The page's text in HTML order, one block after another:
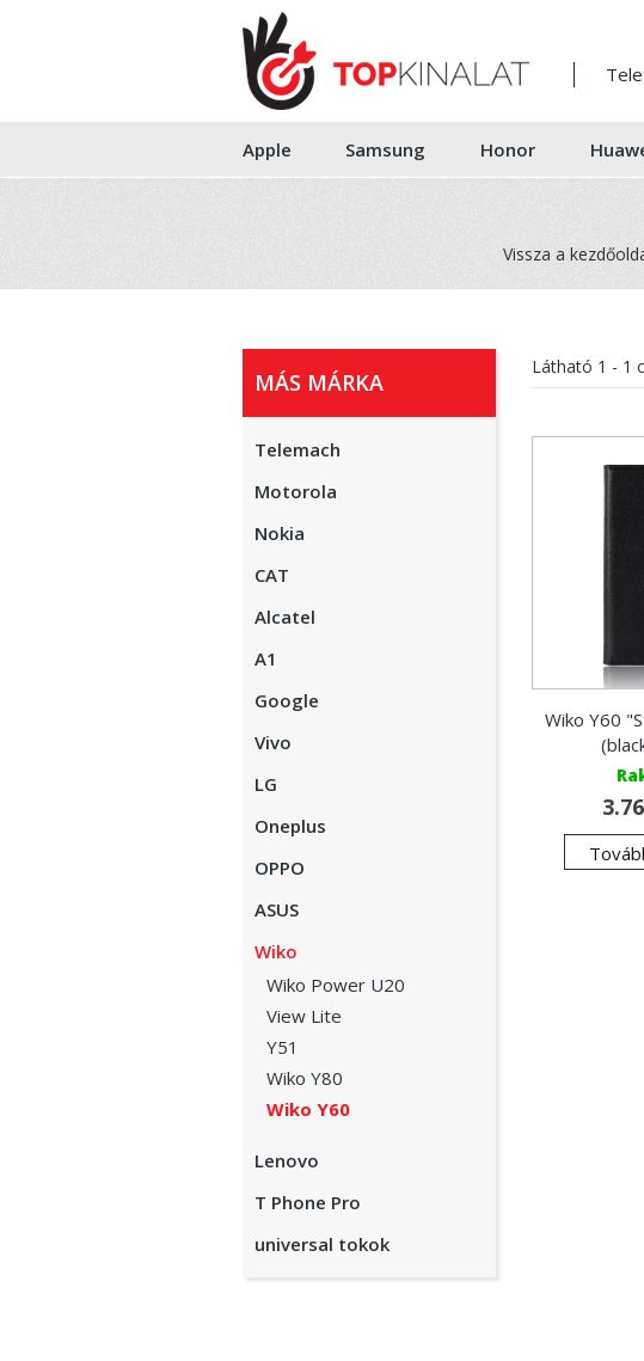
Apple Samsung Honor
Vissza a
MÁS MÁRKA
Telemach
Motorola
Nokia
CAT
Alcatel
A1
Google
Vivo
LG
Oneplus
OPPO
ASUS
Wiko
Wiko Power U20
View Lite
Y51
Wiko Y80
Wiko Y60
Lenovo
T Phone Pro
universal tokok
Látható 1 - 1
Wiko Y60